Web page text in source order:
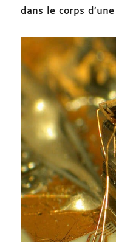
dans le corps